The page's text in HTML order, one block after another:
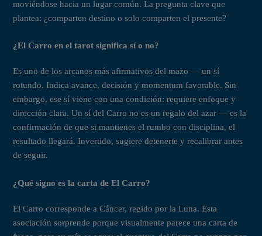
moviéndose hacia un lugar común. La pregunta clave que
plantea: ¿comparten destino o solo comparten el presente?
¿El Carro en el tarot significa sí o no?
Es uno de los arcanos más afirmativos del mazo — un sí
rotundo. Indica avance, decisión y momentum favorable. Sin
embargo, ese sí viene con una condición: requiere enfoque y
dirección clara. Un sí del Carro no es un regalo del azar — es la
confirmación de que si mantienes el rumbo con disciplina, el
resultado llegará. Invertido, sugiere detenerte y recalibrar antes
de seguir.
¿Qué signo es la carta de El Carro?
El Carro corresponde a Cáncer, regido por la Luna. Esta
asociación sorprende porque visualmente parece una carta de